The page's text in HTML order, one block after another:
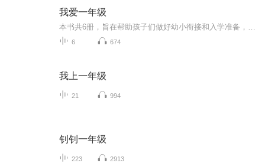
我爱一年级
6 674
我上一年级
21 994
钊钊一年级
223 2913